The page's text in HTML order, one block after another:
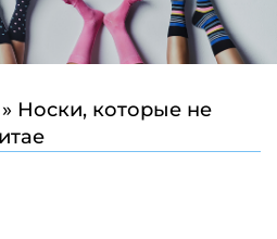
» Носки, которые не